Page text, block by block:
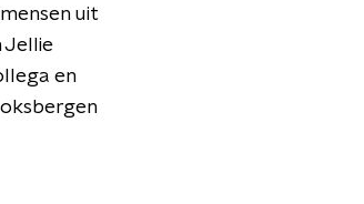
uit
Jellie
en